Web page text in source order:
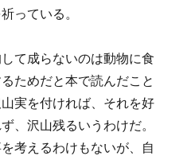
っている。
て成らないのは動物に食
ためだと本で読んだこと
実を付ければ、それを好
、沢山残るいうわけだ。
考えるわけもないが、自